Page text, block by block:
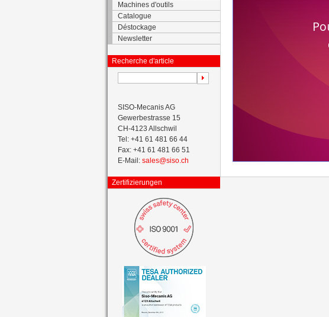
Machines d'outils
Catalogue
Déstockage
Newsletter
Recherche d'article
SISO-Mecanis AG
Gewerbestrasse 15
CH-4123 Allschwil
Tel: +41 61 481 66 44
Fax: +41 61 481 66 51
E-Mail: sales@siso.ch
Zertifizierungen